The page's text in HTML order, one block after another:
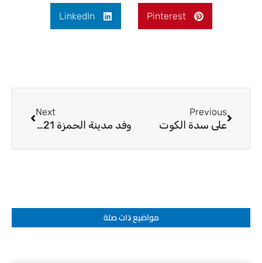
Pinterest
LinkedIn
Previous
على سدة الكوت
Next
وفد مدينة الحمزة 21-6-2014
مواضيع ﺫات صلة